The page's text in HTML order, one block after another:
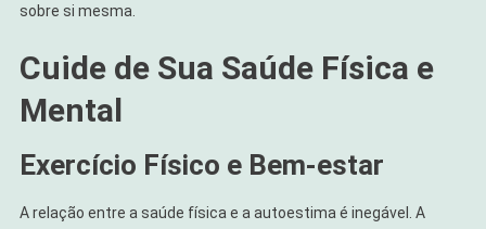
sobre si mesma.
Cuide de Sua Saúde Física e
Mental
Exercício Físico e Bem-estar
A relação entre a saúde física e a autoestima é inegável. A